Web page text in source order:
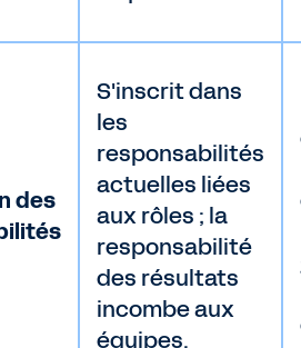
des
S'inscrit dans
les
responsabilités
actuelles liées
aux rôles ; la
responsabilité
des résultats
incombe aux
équipes.